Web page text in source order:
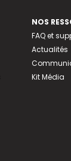
NOS
FAQ et
Actualités
Kit Média